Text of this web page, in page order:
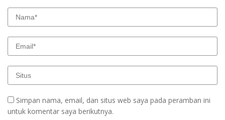
Simpan nama, email, dan situs web saya pada peramban ini
untuk komentar saya berikutnya.